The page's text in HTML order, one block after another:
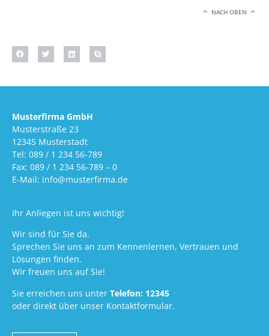
NACH OBEN
Musterfirma GmbH
Musterstraße 23
12345 Musterstadt
Tel: 089 / 1 234 56-789
Fax: 089 / 1 234 56-789 – 0
E-Mail: info@musterfirma.de
Ihr Anliegen ist uns wichtig!
Wir sind für Sie da.
Sprechen Sie uns an zum Kennenlernen, Vertrauen und
Lösungen finden.
Wir freuen uns auf Sie!
Sie erreichen uns unter Telefon: 12345
oder direkt über unser Kontaktformular.